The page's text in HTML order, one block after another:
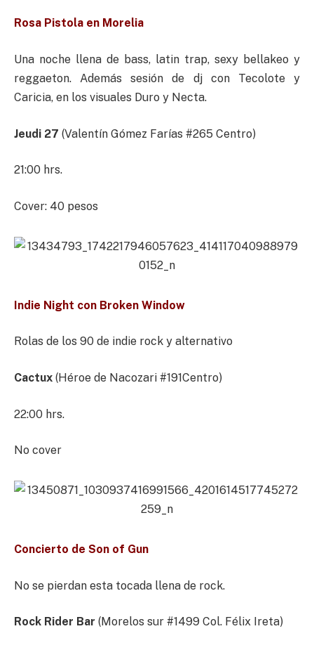
Rosa Pistola en Morelia
Una noche llena de bass, latin trap, sexy bellakeo y
reggaeton. Además sesión de dj con Tecolote y
Caricia, en los visuales Duro y Necta.
Jeudi 27 (Valentín Gómez Farías #265 Centro)
21:00 hrs.
Cover: 40 pesos
Indie Night con Broken Window
Rolas de los 90 de indie rock y alternativo
Cactux (Héroe de Nacozari #191Centro)
22:00 hrs.
No cover
Concierto de Son of Gun
No se pierdan esta tocada llena de rock.
Rock Rider Bar (Morelos sur #1499 Col. Félix Ireta)